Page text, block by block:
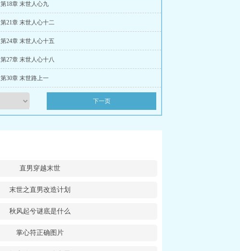
第18章 末世人心九
第21章 末世人心十二
第24章 末世人心十五
第27章 末世人心十八
第30章 末世路上一
下一页
直男穿越末世
末世之直男改造计划
秋风起兮谜底是什么
掌心符正确图片